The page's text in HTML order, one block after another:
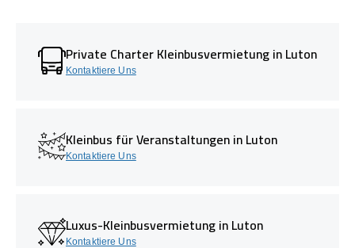
Private Charter Kleinbusvermietung in Luton
Kontaktiere Uns
Kleinbus für Veranstaltungen in Luton
Kontaktiere Uns
Luxus-Kleinbusvermietung in Luton
Kontaktiere Uns